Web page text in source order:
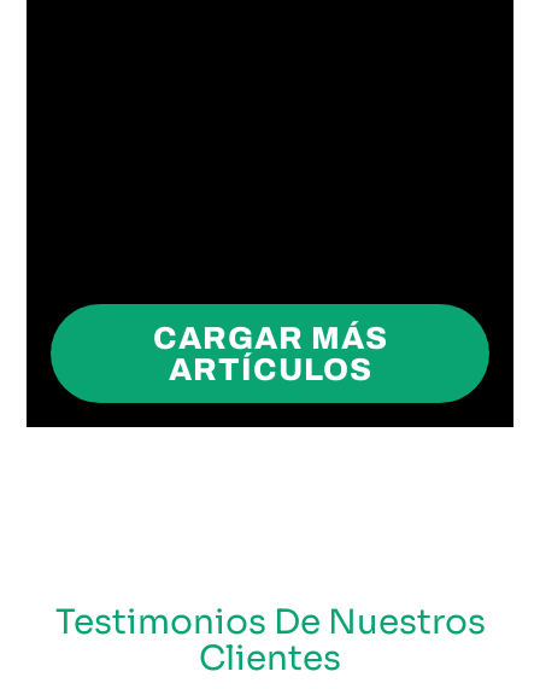
CARGAR MÁS
ARTÍCULOS
Testimonios De Nuestros
Clientes